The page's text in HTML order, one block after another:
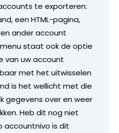
te exporteren:
een HTML-pagina,
ander account
staat ook de optie
van uw account
met het uitwisselen
is het wellicht met die
gegevens over en weer
Heb dit nog niet
accountnivo is dit